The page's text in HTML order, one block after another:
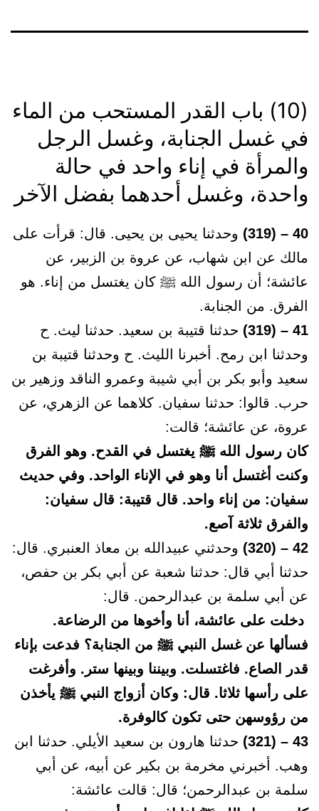
(10) باب القدر المستحب من الماء
في غسل الجنابة، وغسل الرجل
والمرأة في إناء واحد في حالة
واحدة، وغسل أحدهما بفضل الآخر
40 – (319)
وحدثنا يحيى بن يحيى. قال: قرأت على
مالك عن ابن شهاب، عن عروة بن الزبير، عن
عائشة؛ أن رسول الله ﷺ كان يغتسل من إناء. هو
الفرق. من الجنابة.
41 – (319)
حدثنا قتيبة بن سعيد. حدثنا ليث. ح
وحدثنا ابن رمح. أخبرنا الليث. ح وحدثنا قتيبة بن
سعيد وأبو بكر بن أبي شيبة وعمرو الناقد وزهير بن
حرب. قالوا: حدثنا سفيان. كلاهما عن الزهري، عن
عروة، عن عائشة؛ قالت:
كان رسول الله ﷺ يغتسل في القدح. وهو الفرق
وكنت أغتسل أنا وهو في الإناء الواحد. وفي حديث
سفيان: من إناء واحد. قال قتيبة: قال سفيان:
والفرق ثلاثة آصع.
42 – (320)
وحدثني عبيدالله بن معاذ العنبري. قال:
حدثنا أبي قال: حدثنا شعبة عن أبي بكر بن حفص،
عن أبي سلمة بن عبدالرحمن. قال:
دخلت على عائشة، أنا وأخوها من الرضاعة.
فسألها عن غسل النبي ﷺ من الجنابة؟ فدعت بإناء
قدر الصاع. فاغتسلت. وبيننا وبينها ستر. وأفرغت
على رأسها ثلاثا. قال: وكان أزواج النبي ﷺ يأخذن
من رؤوسهن حتى تكون كالوفرة.
43 – (321)
حدثنا هارون بن سعيد الأيلي. حدثنا ابن
وهب. أخبرني مخرمة بن بكير عن أبيه، عن أبي
سلمة بن عبدالرحمن؛ قال: قالت عائشة: